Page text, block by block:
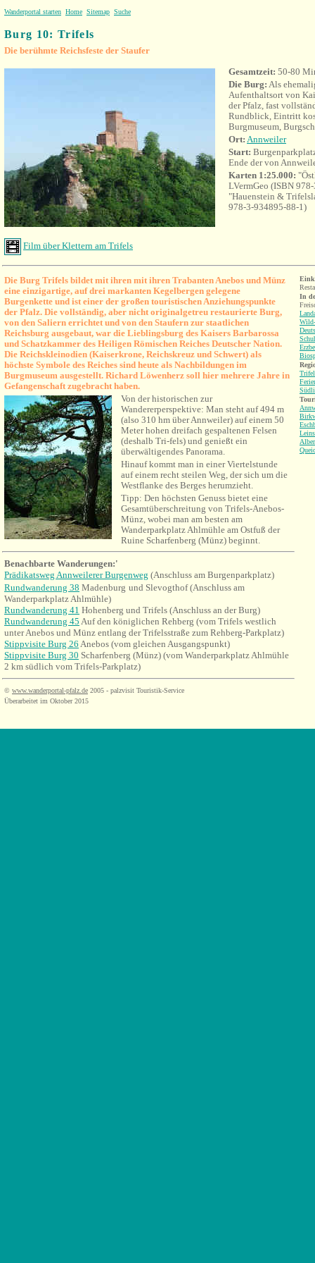
Wanderportal starten Home Sitemap Suche
Burg 10: Trifels
Die berühmte Reichsfeste der Staufer
Film über Klettern am Trifels
Gesamtzeit: 50-80
Die Burg: Als
Aufenthaltsort von
der Pfalz, fast
Rundblick, Eintritt
Burgmuseum,
Ort: Annweiler
Start:
Ende der von
Karten 1:25.000:
LVermGeo (ISBN
"Hauenstein &
978-3-934895-88-1)
Die Burg Trifels bildet mit ihren mit ihren Trabanten Anebos und Münz
eine einzigartige, auf drei markanten Kegelbergen gelegene
Burgenkette und ist einer der großen touristischen Anziehungspunkte
der Pfalz. Die vollständig, aber nicht originalgetreu restaurierte Burg,
von den Saliern errichtet und von den Staufern zur staatlichen
Reichsburg ausgebaut, war die Lieblingsburg des Kaisers Barbarossa
und Schatzkammer des Heiligen Römischen Reiches Deutscher Nation.
Die Reichskleinodien (Kaiserkrone, Reichskreuz und Schwert) als
höchste Symbole des Reiches sind heute als Nachbildungen im
Burgmuseum ausgestellt. Richard Löwenherz soll hier mehrere Jahre in
Gefangenschaft zugebracht haben.
Von der historischen zur
Wandererperspektive: Man steht auf 494 m
(also 310 hm über Annweiler) auf einem 50
Meter hohen dreifach gespaltenen Felsen
(deshalb Tri-fels) und genießt ein
überwältigendes Panorama.
Hinauf kommt man in einer Viertelstunde
auf einem recht steilen Weg, der sich um die
Westflanke des Berges herumzieht.
Tipp: Den höchsten Genuss bietet eine
Gesamtüberschreitung von Trifels-Anebos-
Münz, wobei man am besten am
Wanderparkplatz Ahlmühle am Ostfuß der
Ruine Scharfenberg (Münz) beginnt.
Benachbarte Wanderungen:'
Prädikatsweg Annweilerer Burgenweg (Anschluss am Burgenparkplatz)
Rundwanderung 38 Madenburg und Slevogthof (Anschluss am
Wanderparkplatz Ahlmühle)
Rundwanderung 41 Hohenberg und Trifels (Anschluss an der Burg)
Rundwanderung 45 Auf den königlichen Rehberg (vom Trifels westlich
unter Anebos und Münz entlang der Trifelsstraße zum Rehberg-Parkplatz)
Stippvisite Burg 26 Anebos (vom gleichen Ausgangspunkt)
Stippvisite Burg 30 Scharfenberg (Münz) (vom Wanderparkplatz Ahlmühle
2 km südlich vom Trifels-Parkplatz)
© www.wanderportal-pfalz.de 2005 - palzvisit Touristik-Service
Überarbeitet im Oktober 2015
In